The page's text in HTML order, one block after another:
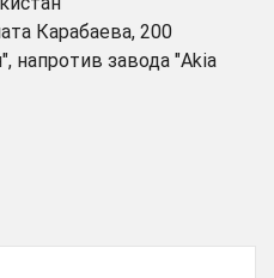
Карабаева, 200
напротив завода "Akia